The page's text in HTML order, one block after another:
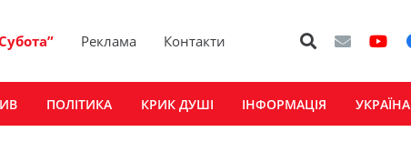
Реклама Контакти
ПОЛІТИКА КРИК ДУШІ ІНФОРМАЦІЯ УКРАЇНА